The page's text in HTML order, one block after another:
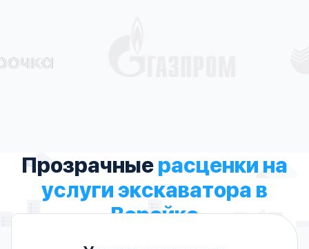
Прозрачныерасценки на
услуги экскаватора в
Верейке